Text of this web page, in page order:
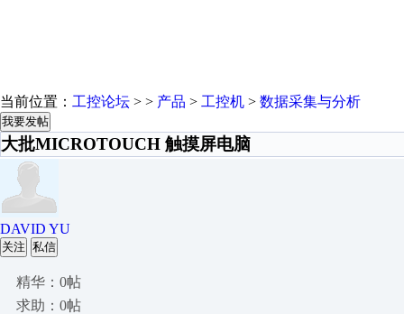
当前位置： 工控论坛 > > 产品 > 工控机 > 数据采集与分析
我要发帖
大批MICROTOUCH 触摸屏电脑
DAVID YU
关注 私信
精华：0帖
求助：0帖